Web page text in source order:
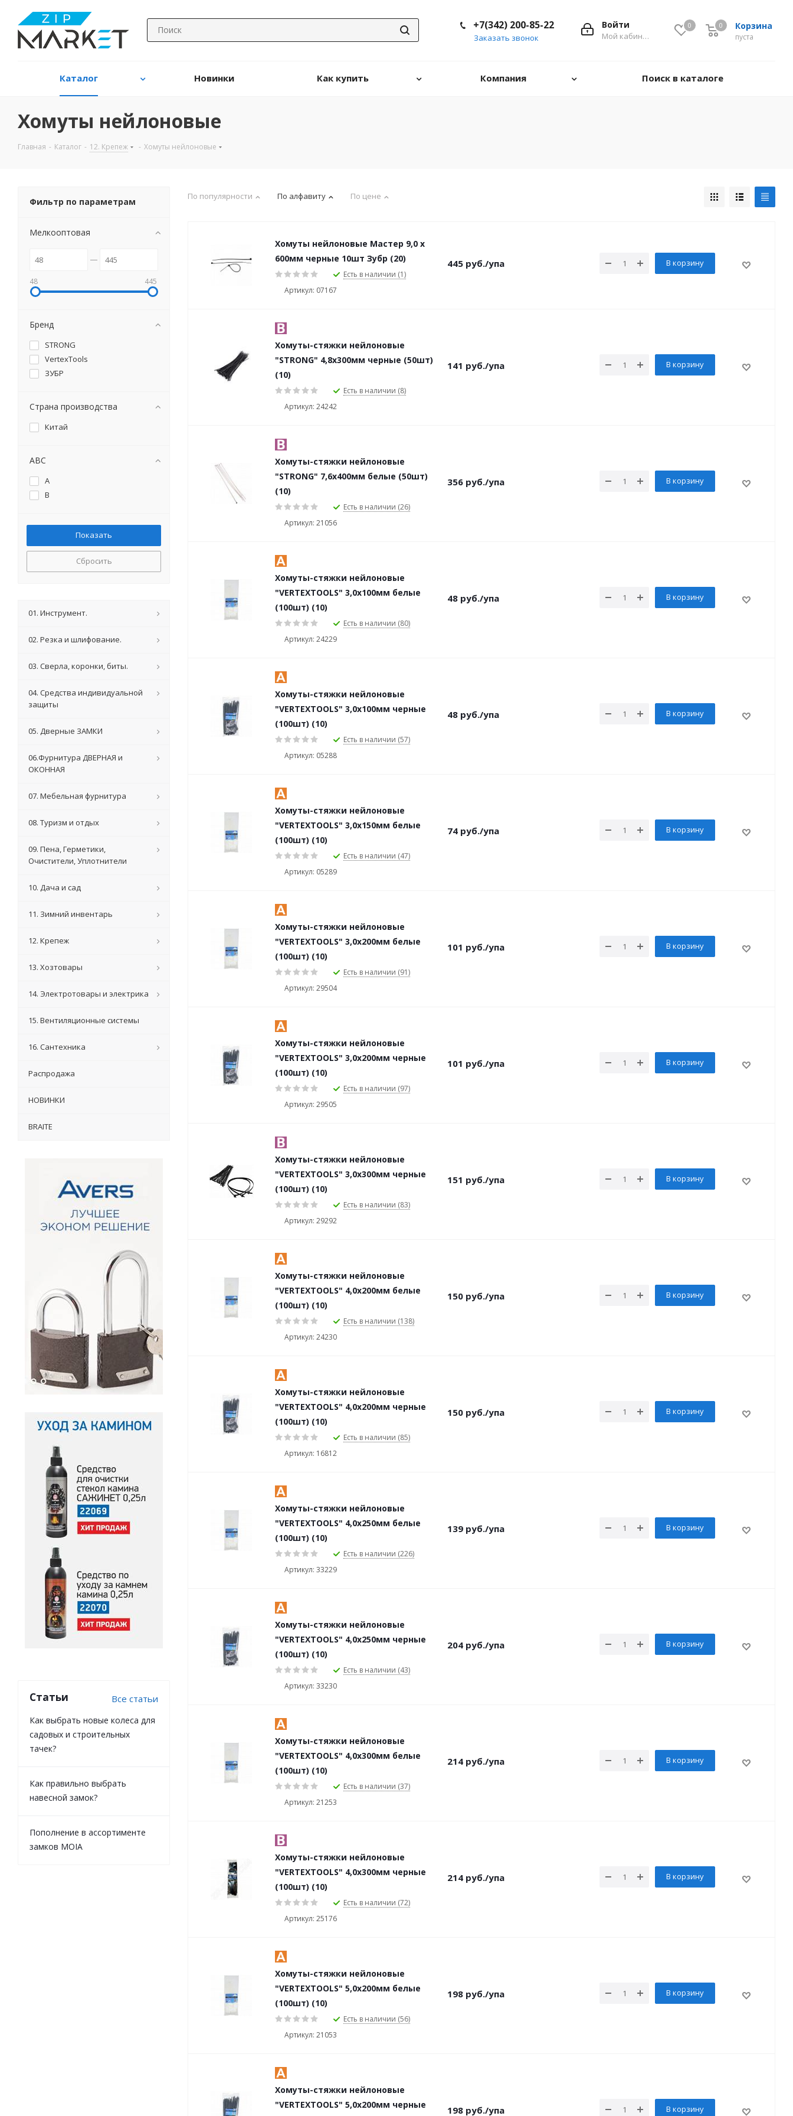
0 Корзина
0
пуста
0
Войти
Мой кабинет
+7(342) 200-85-22
Заказать звонок
Каталог Новинки Как купить Компания Поиск в каталоге
Хомуты нейлоновые
Главная - Каталог - 12. Крепеж - Хомуты нейлоновые
По популярности По алфавиту По цене
Хомуты нейлоновые Мастер 9,0 х
600мм черные 10шт Зубр (20)
Есть в наличии (1)
Артикул: 07167
445 руб./упа В корзину
Хомуты-стяжки нейлоновые
"STRONG" 4,8х300мм черные (50шт)
(10)
Есть в наличии (8)
Артикул: 24242
141 руб./упа В корзину
Хомуты-стяжки нейлоновые
"STRONG" 7,6х400мм белые (50шт)
(10)
Есть в наличии (26)
Артикул: 21056
356 руб./упа В корзину
Хомуты-стяжки нейлоновые
"VERTEXTOOLS" 3,0х100мм белые
(100шт) (10)
Есть в наличии (80)
Артикул: 24229
48 руб./упа В корзину
Хомуты-стяжки нейлоновые
"VERTEXTOOLS" 3,0х100мм черные
(100шт) (10)
Есть в наличии (57)
Артикул: 05288
48 руб./упа В корзину
Хомуты-стяжки нейлоновые
"VERTEXTOOLS" 3,0х150мм белые
(100шт) (10)
Есть в наличии (47)
Артикул: 05289
74 руб./упа В корзину
Хомуты-стяжки нейлоновые
"VERTEXTOOLS" 3,0х200мм белые
(100шт) (10)
Есть в наличии (91)
Артикул: 29504
101 руб./упа В корзину
Хомуты-стяжки нейлоновые
"VERTEXTOOLS" 3,0х200мм черные
(100шт) (10)
Есть в наличии (97)
Артикул: 29505
101 руб./упа В корзину
Хомуты-стяжки нейлоновые
"VERTEXTOOLS" 3,0х300мм черные
(100шт) (10)
Есть в наличии (83)
Артикул: 29292
151 руб./упа В корзину
Хомуты-стяжки нейлоновые
"VERTEXTOOLS" 4,0х200мм белые
(100шт) (10)
Есть в наличии (138)
Артикул: 24230
150 руб./упа В корзину
Хомуты-стяжки нейлоновые
"VERTEXTOOLS" 4,0х200мм черные
(100шт) (10)
Есть в наличии (85)
Артикул: 16812
150 руб./упа В корзину
Хомуты-стяжки нейлоновые
"VERTEXTOOLS" 4,0х250мм белые
(100шт) (10)
Есть в наличии (226)
Артикул: 33229
139 руб./упа В корзину
Хомуты-стяжки нейлоновые
"VERTEXTOOLS" 4,0х250мм черные
(100шт) (10)
Есть в наличии (43)
Артикул: 33230
204 руб./упа В корзину
Хомуты-стяжки нейлоновые
"VERTEXTOOLS" 4,0х300мм белые
(100шт) (10)
Есть в наличии (37)
Артикул: 21253
214 руб./упа В корзину
Хомуты-стяжки нейлоновые
"VERTEXTOOLS" 4,0х300мм черные
(100шт) (10)
Есть в наличии (72)
Артикул: 25176
214 руб./упа В корзину
Хомуты-стяжки нейлоновые
"VERTEXTOOLS" 5,0х200мм белые
(100шт) (10)
Есть в наличии (56)
Артикул: 21053
198 руб./упа В корзину
Хомуты-стяжки нейлоновые
"VERTEXTOOLS" 5,0х200мм черные
198 руб./упа В корзину
Фильтр по параметрам
Мелкооптовая
48 445
Бренд
STRONG
VertexTools
ЗУБР
Страна производства
Китай
ABC
A
B
Сбросить
01. Инструмент.
02. Резка и шлифование.
03. Сверла, коронки, биты.
04. Средства индивидуальной
защиты
05. Дверные ЗАМКИ
06.Фурнитура ДВЕРНАЯ и
ОКОННАЯ
07. Мебельная фурнитура
08. Туризм и отдых
09. Пена, Герметики,
Очистители, Уплотнители
10. Дача и сад
11. Зимний инвентарь
12. Крепеж
13. Хозтовары
14. Электротовары и электрика
15. Вентиляционные системы
16. Сантехника
Распродажа
НОВИНКИ
BRAITE
Статьи Все статьи
Как выбрать новые колеса для
садовых и строительных
тачек?
Как правильно выбрать
навесной замок?
Пополнение в ассортименте
замков MOIA